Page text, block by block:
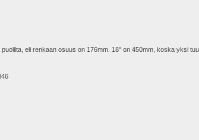
eli renkaan osuus on 176mm. 18" on 450mm, koska yksi